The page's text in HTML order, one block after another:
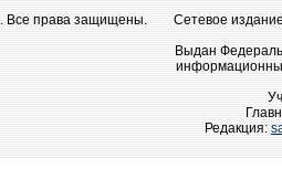
Все права защищены.
Сетевое
Выдан
Редакция: